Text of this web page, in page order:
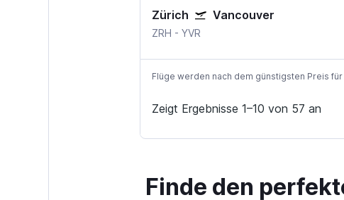
Zürich Vancouver
ZRH - YVR
Flüge werden nach dem günstigsten Preis
Zeigt Ergebnisse 1–10 von 57 an
Finde den